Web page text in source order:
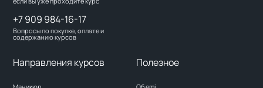
+7 909 984-16-17
Вопросы по покупке, оплате и
содержанию курсов
Направления курсов Полезное